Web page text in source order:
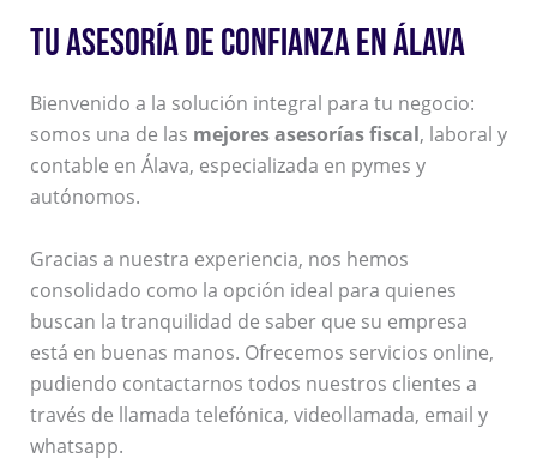
TU ASESORÍA DE CONFIANZA EN ÁLAVA
Bienvenido a la solución integral para tu negocio:
somos una de las mejores asesorías fiscal, laboral y
contable en Álava, especializada en pymes y
autónomos.
Gracias a nuestra experiencia, nos hemos
consolidado como la opción ideal para quienes
buscan la tranquilidad de saber que su empresa
está en buenas manos. Ofrecemos servicios online,
pudiendo contactarnos todos nuestros clientes a
través de llamada telefónica, videollamada, email y
whatsapp.